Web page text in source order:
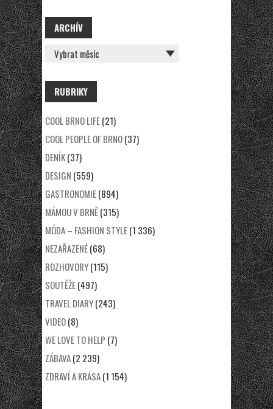
ARCHÍV
ARCHÍV
RUBRIKY
COOL BRNO LIFE(21)
COOL PEOPLE OF BRNO(37)
DENÍK(37)
DESIGN (559)
GASTRONOMIE(894)
MÁMOU V BRNĚ(315)
MÓDA – FASHION STYLE(1 336)
NEZAŘAZENÉ(68)
ROZHOVORY(115)
SOUTĚŽE(497)
TRAVEL DIARY(243)
VIDEO(8)
WE LOVE TO HELP (7)
ZÁBAVA(2 239)
ZDRAVÍ A KRÁSA(1 154)